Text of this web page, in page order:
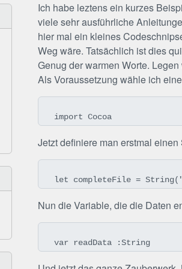
Ich habe leztens ein kurzes
viele sehr ausführliche
hier mal ein kleines
Weg wäre. Tatsächlich ist dies
Genug der warmen Worte. Legen
Als Voraussetzung wähle ich
import Cocoa
Jetzt definiere man erstmal
let completeFile = String("/
Nun die Variable, die die Daten
var readData :String